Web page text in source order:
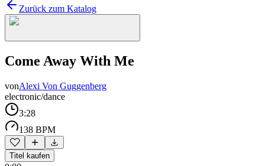
Zurück zum Katalog
Come Away With Me
vonAlexi Von Guggenberg
electronic/dance
3:28
138 BPM
Titel kaufen